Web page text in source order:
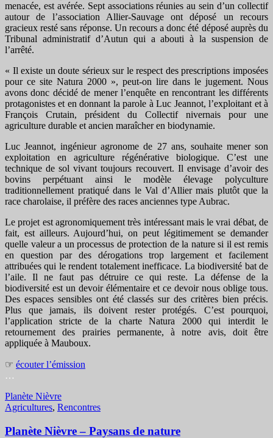
menacée, est avérée. Sept associations réunies au sein d’un collectif
autour de l’association Allier-Sauvage ont déposé un recours
gracieux resté sans réponse. Un recours a donc été déposé auprès du
Tribunal administratif d’Autun qui a abouti à la suspension de
l’arrêté.
« Il existe un doute sérieux sur le respect des prescriptions imposées
pour ce site Natura 2000 », peut-on lire dans le jugement. Nous
avons donc décidé de mener l’enquête en rencontrant les différents
protagonistes et en donnant la parole à Luc Jeannot, l’exploitant et à
François Crutain, président du Collectif nivernais pour une
agriculture durable et ancien maraîcher en biodynamie.
Luc Jeannot, ingénieur agronome de 27 ans, souhaite mener son
exploitation en agriculture régénérative biologique. C’est une
technique de sol vivant toujours recouvert. Il envisage d’avoir des
bovins perpétuant ainsi le modèle élevage polyculture
traditionnellement pratiqué dans le Val d’Allier mais plutôt que la
race charolaise, il préfère des races anciennes type Aubrac.
Le projet est agronomiquement très intéressant mais le vrai débat, de
fait, est ailleurs. Aujourd’hui, on peut légitimement se demander
quelle valeur a un processus de protection de la nature si il est remis
en question par des dérogations trop largement et facilement
attribuées qui le rendent totalement inefficace. La biodiversité bat de
l’aile. Il ne faut pas détruire ce qui reste. La défense de la
biodiversité est un devoir élémentaire et ce devoir nous oblige tous.
Des espaces sensibles ont été classés sur des critères bien précis.
Plus que jamais, ils doivent rester protégés. C’est pourquoi,
l’application stricte de la charte Natura 2000 qui interdit le
retournement des prairies permanente, à notre avis, doit être
appliquée à Mauboux.
☞ écouter l’émission
…
Planète Nièvre
Agricultures, Rencontres
Planète Nièvre – Paysans de nature